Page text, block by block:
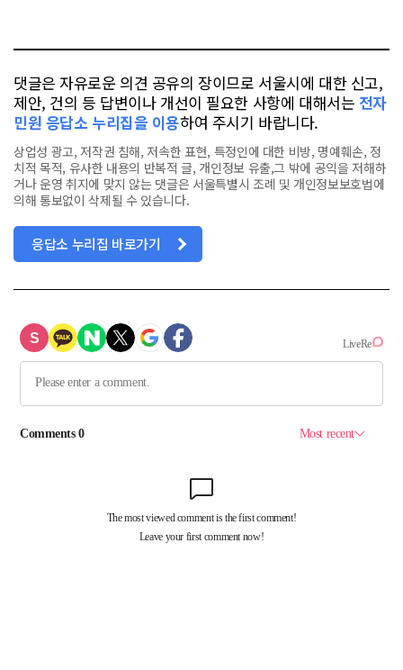
댓글은 자유로운 의견 공유의 장이므로 서울시에 대한 신고,
제안, 건의 등 답변이나 개선이 필요한 사항에 대해서는 전자
민원 응답소 누리집을 이용하여 주시기 바랍니다.
상업성 광고, 저작권 침해, 저속한 표현, 특정인에 대한 비방, 명예훼손, 정
치적 목적, 유사한 내용의 반복적 글, 개인정보 유출,그 밖에 공익을 저해하
거나 운영 취지에 맞지 않는 댓글은 서울특별시 조례 및 개인정보보호법에
의해 통보없이 삭제될 수 있습니다.
응답소 누리집 바로가기